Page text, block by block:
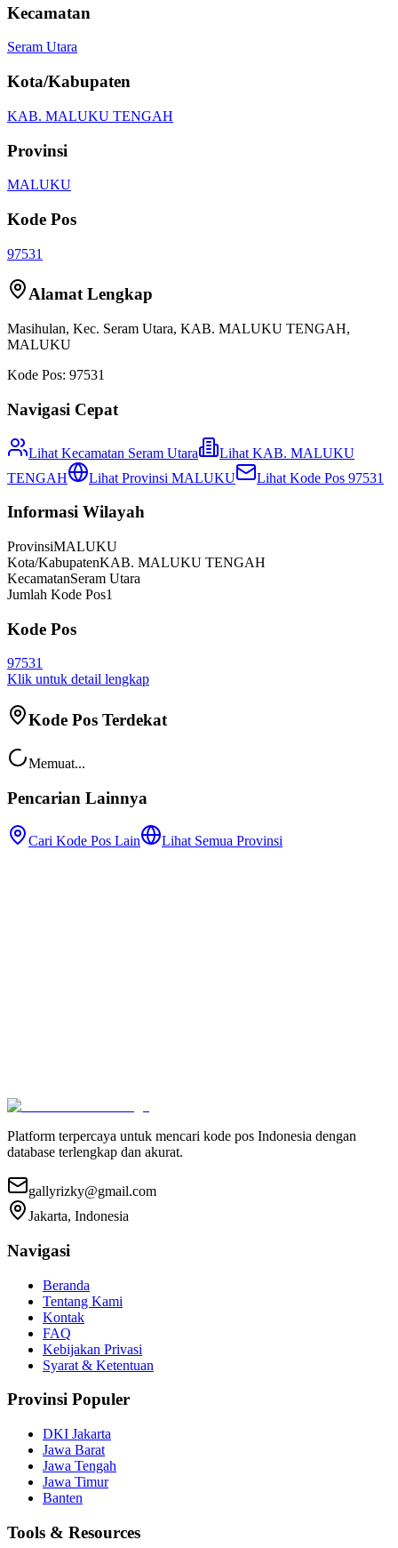
Kecamatan
Seram Utara
Kota/Kabupaten
KAB. MALUKU TENGAH
Provinsi
MALUKU
Kode Pos
97531
Alamat Lengkap
Masihulan, Kec. Seram Utara, KAB. MALUKU TENGAH,
MALUKU
Kode Pos: 97531
Navigasi Cepat
Lihat Kecamatan Seram Utara Lihat KAB. MALUKU
TENGAH
Lihat Provinsi MALUKU Lihat Kode Pos 97531
Informasi Wilayah
ProvinsiMALUKU
Kota/KabupatenKAB. MALUKU TENGAH
KecamatanSeram Utara
Jumlah Kode Pos1
Kode Pos
97531
Klik untuk detail lengkap
Kode Pos Terdekat
Memuat...
Pencarian Lainnya
Cari Kode Pos Lain Lihat Semua Provinsi
Platform terpercaya untuk mencari kode pos Indonesia dengan
database terlengkap dan akurat.
gallyrizky@gmail.com
Jakarta, Indonesia
Navigasi
Beranda
Tentang Kami
Kontak
FAQ
Kebijakan Privasi
Syarat & Ketentuan
Provinsi Populer
DKI Jakarta
Jawa Barat
Jawa Tengah
Jawa Timur
Banten
Tools & Resources